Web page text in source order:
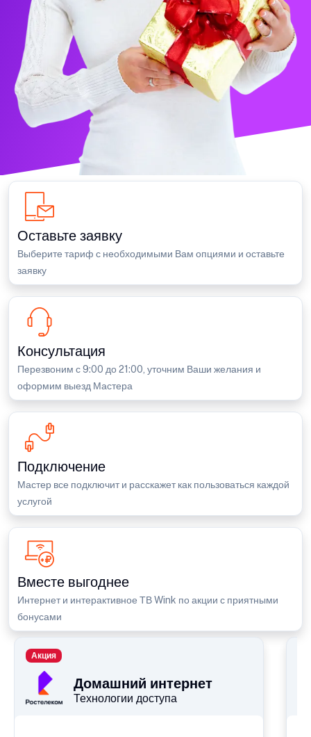
Оставьте заявку
Выберите тариф с необходимыми Вам опциями и оставьте
заявку
Консультация
Перезвоним с 9:00 до 21:00, уточним Ваши желания и
оформим выезд Мастера
Подключение
Мастер все подключит и расскажет как пользоваться каждой
услугой
Вместе выгоднее
Интернет и интерактивное ТВ Wink по акции с приятными
бонусами
Домашний интернет
Технологии доступа
Акция